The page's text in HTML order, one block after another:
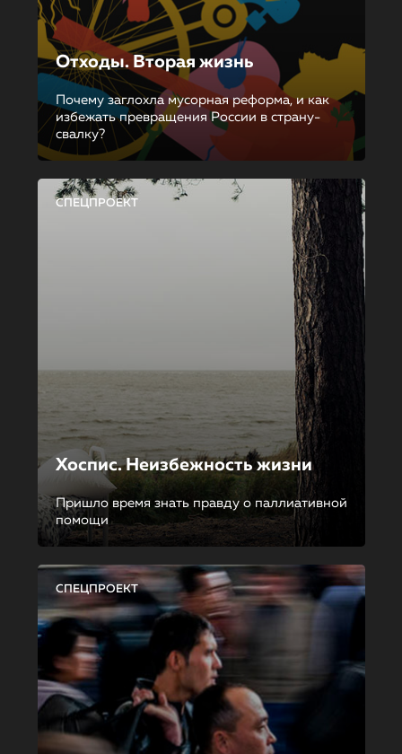
Отходы. Вторая жизнь
Почему заглохла мусорная реформа, и как
избежать превращения России в страну-
свалку?
СПЕЦПРОЕКТ
Хоспис. Неизбежность жизни
Пришло время знать правду о паллиативной
помощи
СПЕЦПРОЕКТ